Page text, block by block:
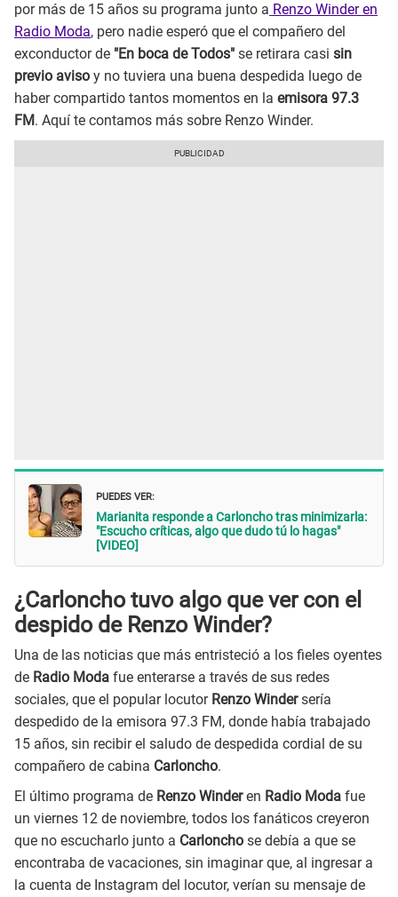
por más de 15 años su programa junto a Renzo Winder en
Radio Moda, pero nadie esperó que el compañero del
exconductor de "En boca de Todos" se retirara casi sin
previo aviso y no tuviera una buena despedida luego de
haber compartido tantos momentos en la emisora 97.3
FM. Aquí te contamos más sobre Renzo Winder.
PUEDES VER:
Marianita responde a Carloncho tras minimizarla:
"Escucho críticas, algo que dudo tú lo hagas"
[VIDEO]
¿Carloncho tuvo algo que ver con el
despido de Renzo Winder?
Una de las noticias que más entristeció a los fieles oyentes
de Radio Moda fue enterarse a través de sus redes
sociales, que el popular locutor Renzo Windersería
despedido de la emisora 97.3 FM, donde había trabajado
15 años, sin recibir el saludo de despedida cordial de su
compañero de cabina Carloncho.
El último programa de Renzo Winderen Radio Moda fue
un viernes 12 de noviembre, todos los fanáticos creyeron
que no escucharlo junto a Carloncho se debía a que se
encontraba de vacaciones, sin imaginar que, al ingresar a
la cuenta de Instagram del locutor, verían su mensaje de